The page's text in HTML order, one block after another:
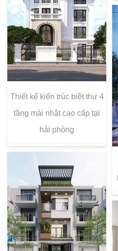
Thiết kế kiến trúc biệt thự 4
tầng mái nhật cao cấp tại
hải phòng